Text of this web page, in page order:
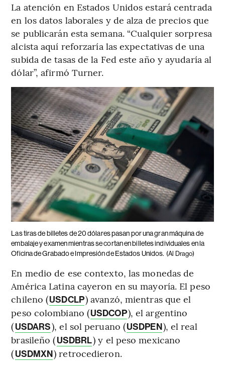
La atención en Estados Unidos estará centrada
en los datos laborales y de alza de precios que
se publicarán esta semana. “Cualquier sorpresa
alcista aquí reforzaría las expectativas de una
subida de tasas de la Fed este año y ayudaría al
dólar”, afirmó Turner.
Las tiras de billetes de 20 dólares pasan por una gran máquina de
embalaje y examen mientras se cortan en billetes individuales en la
Oficina de Grabado e Impresión de Estados Unidos. (Al Drago)
En medio de ese contexto, las monedas de
América Latina cayeron en su mayoría. El peso
chileno (USDCLP) avanzó, mientras que el
peso colombiano (USDCOP), el argentino
(USDARS), el sol peruano (USDPEN), el real
brasileño (USDBRL) y el peso mexicano
(USDMXN) retrocedieron.